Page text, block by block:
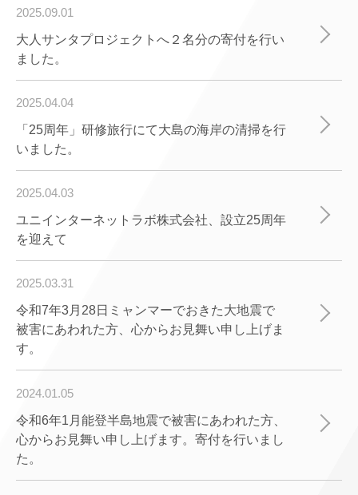
2025.09.01
大人サンタプロジェクトへ２名分の寄付を行い
ました。
2025.04.04
「25周年」研修旅行にて大島の海岸の清掃を行
いました。
2025.04.03
ユニインターネットラボ株式会社、設立25周年
を迎えて
2025.03.31
令和7年3月28日ミャンマーでおきた大地震で
被害にあわれた方、心からお見舞い申し上げま
す。
2024.01.05
令和6年1月能登半島地震で被害にあわれた方、
心からお見舞い申し上げます。寄付を行いまし
た。